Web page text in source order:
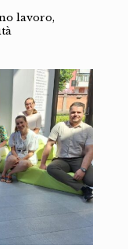
lavoro,